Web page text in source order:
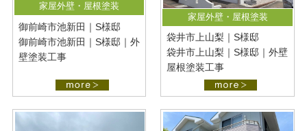
家屋外壁・屋根塗装
御前崎市池新田｜S様邸
御前崎市池新田｜S様邸｜外
壁塗装工事
家屋外壁・屋根塗装
袋井市上山梨｜S様邸
袋井市上山梨｜S様邸｜外壁
屋根塗装工事